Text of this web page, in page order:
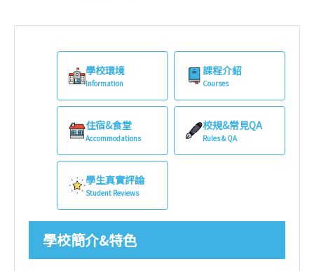
學校環境
Information
課程介紹
Courses
住宿&食堂
Accommodations
校規&常見QA
Rules & QA
學生真實評論
Student Reviews
學校簡介&特色